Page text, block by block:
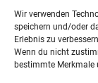
Wir verwenden
speichern und/oder
Erlebnis zu
Wenn du nicht
bestimmte Merkmale
Freude am
AGB
Impressum